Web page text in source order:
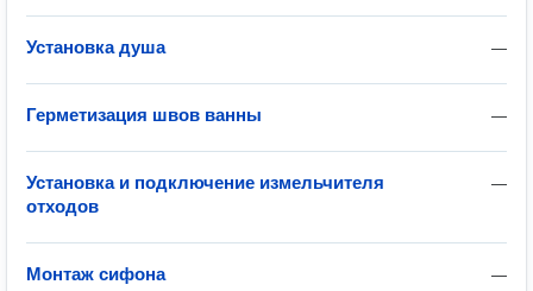
—
Установка душа
—
Герметизация швов ванны
—
Установка и подключение измельчителя
отходов
—
Монтаж сифона